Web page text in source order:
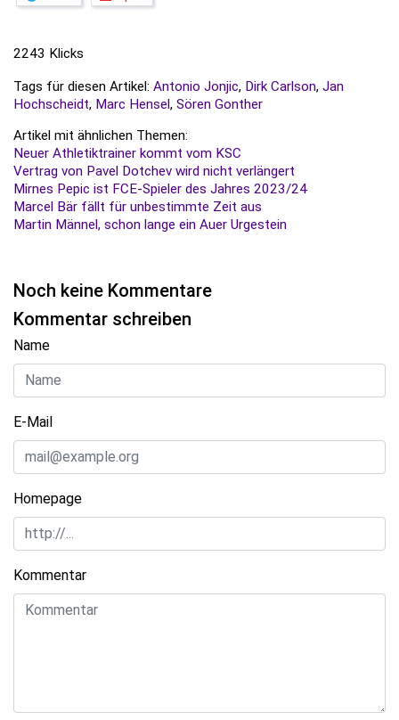
2243 Klicks
Tags für diesen Artikel: Antonio Jonjic, Dirk Carlson, Jan
Hochscheidt, Marc Hensel, Sören Gonther
Artikel mit ähnlichen Themen:
Neuer Athletiktrainer kommt vom KSC
Vertrag von Pavel Dotchev wird nicht verlängert
Mirnes Pepic ist FCE-Spieler des Jahres 2023/24
Marcel Bär fällt für unbestimmte Zeit aus
Martin Männel, schon lange ein Auer Urgestein
Noch keine Kommentare
Kommentar schreiben
Name
E-Mail
Homepage
Kommentar